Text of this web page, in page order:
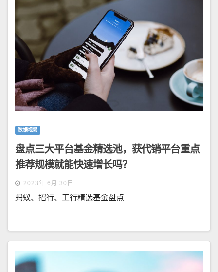
数据视频
盘点三大平台基金精选池，获代销平台重点
推荐规模就能快速增长吗？
2023年 6月 30日
蚂蚁、招行、工行精选基金盘点